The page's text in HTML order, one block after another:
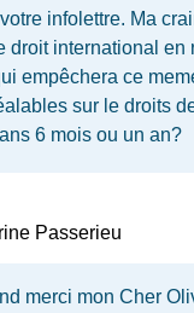
infolettre. Ma
droit international
empêchera ce
sur le droits
6 mois ou un an?
Passerieu
merci mon Cher